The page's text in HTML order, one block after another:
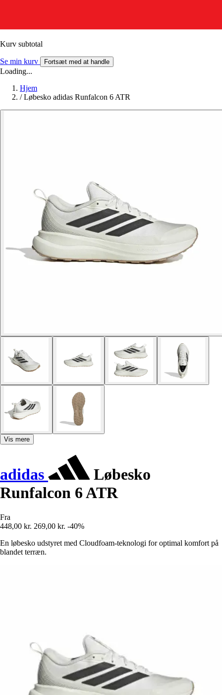
Kurv subtotal
Se min kurv Fortsæt med at handle
Loading...
Hjem
/ Løbesko adidas Runfalcon 6 ATR
Vis mere
adidas
Løbesko
Runfalcon 6 ATR
Fra
448,00 kr. 269,00 kr. -40%
En løbesko udstyret med Cloudfoam-teknologi for optimal komfort på
blandet terræn.